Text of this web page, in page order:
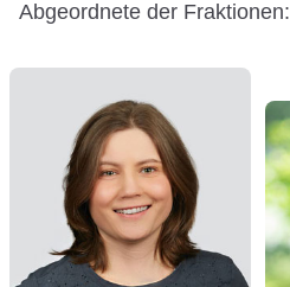
Abgeordnete der Fraktionen: